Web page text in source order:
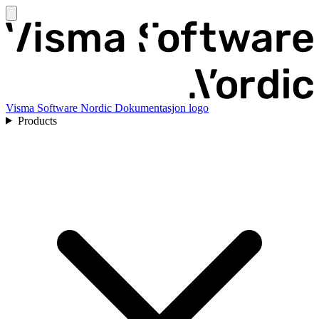
Visma Software Nordic Dokumentasjon logo
Products